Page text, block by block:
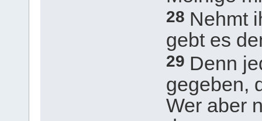
28 Nehmt
gebt es
29 Denn
gegeben,
Wer aber